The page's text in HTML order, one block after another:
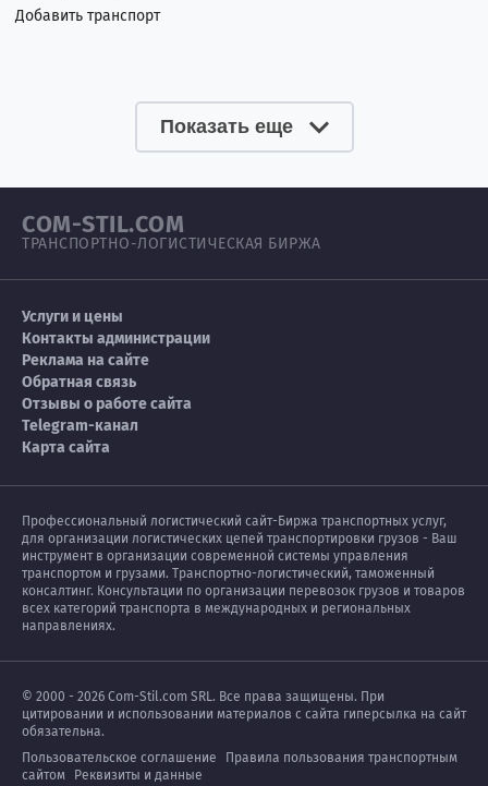
Добавить транспорт
Показать еще
COM-STIL.COM
ТРАНСПОРТНО-ЛОГИСТИЧЕСКАЯ БИРЖА
Услуги и цены
Контакты администрации
Реклама на сайте
Обратная связь
Отзывы о работе сайта
Telegram-канал
Карта сайта
Профессиональный логистический сайт-Биржа транспортных услуг,
для организации логистических цепей транспортировки грузов - Ваш
инструмент в организации современной системы управления
транспортом и грузами. Транспортно-логистический, таможенный
консалтинг. Консультации по организации перевозок грузов и товаров
всех категорий транспорта в международных и региональных
направлениях.
© 2000 - 2026 Com-Stil.com SRL. Все права защищены. При
цитировании и использовании материалов с сайта гиперсылка на сайт
обязательна.
Пользовательское соглашение
Правила пользования транспортным
сайтом
Реквизиты и данные